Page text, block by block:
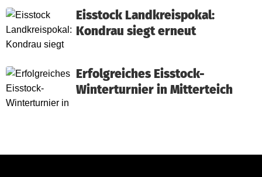
Eisstock Landkreispokal:
Kondrau siegt erneut
Erfolgreiches Eisstock-
Winterturnier in Mitterteich